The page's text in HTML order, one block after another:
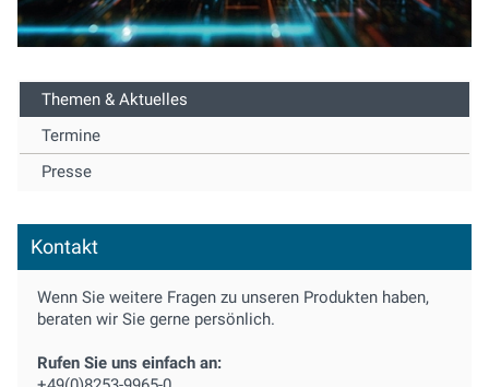
Themen & Aktuelles
Termine
Presse
Kontakt
Wenn Sie weitere Fragen zu unseren Produkten haben,
beraten wir Sie gerne persönlich.
Rufen Sie uns einfach an: